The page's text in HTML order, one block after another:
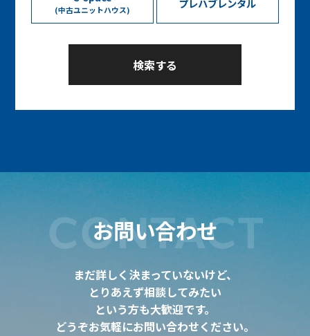
(中古ユニットハウス) プレハブレンタル
お問い合わせ
CONTACT
まだ詳しく決まっていないけど、
とりあえず相談してみたい
という方も大歓迎です。
どうぞお気軽にお問い合わせください。